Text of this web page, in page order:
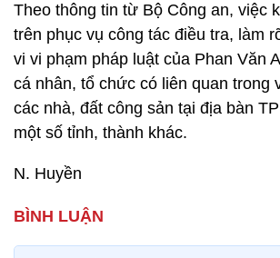
Theo thông tin từ Bộ Công an, việc
trên phục vụ công tác điều tra, làm
vi vi phạm pháp luật của Phan Văn
cá nhân, tổ chức có liên quan trong
các nhà, đất công sản tại địa bàn
một số tỉnh, thành khác.
N. Huyền